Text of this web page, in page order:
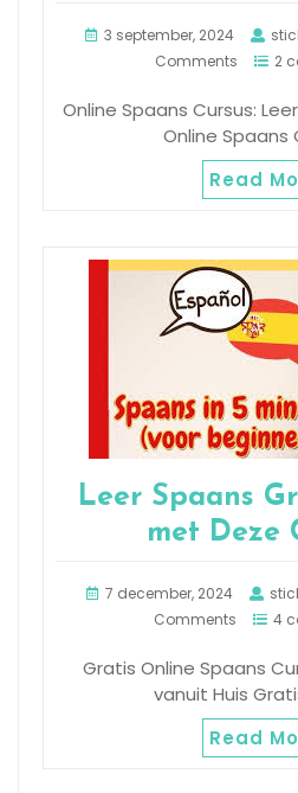
3 september, 2024
Comments
2
Online Spaans Cursus:
Online Spaans
Read
Leer Spaans
met Deze
7 december, 2024
Comments
4
Gratis Online Spaans
vanuit Huis
Read